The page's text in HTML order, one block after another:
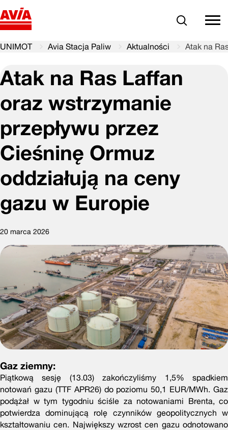
Szukaj
UNIMOT Avia Stacja Paliw Aktualności Atak na
Atak na Ras Laffan
oraz wstrzymanie
przepływu przez
Cieśninę Ormuz
oddziałują na ceny
gazu w Europie
20 marca 2026
Gaz ziemny:
Piątkową sesję (13.03) zakończyliśmy 1,5% spadkiem
notowań gazu (TTF APR26) do poziomu 50,1 EUR/MWh. Gaz
podążał w tym tygodniu ściśle za notowaniami Brenta, co
potwierdza dominującą rolę czynników geopolitycznych w
kształtowaniu cen. Największy wzrost cen gazu odnotowano